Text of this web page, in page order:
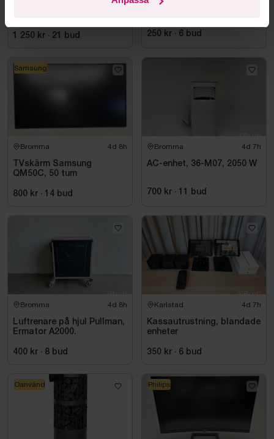
1 250 kr · 21 bud
Styleshoot Produktfoto
250 kr · 6 bud
Bromma 4d 8h
TVskärm Samsung
QM50C, 50 tum
800 kr · 14 bud
Samsung
Bromma 4d 7h
AC-enhet, 36-M07, 2050 W
700 kr · 11 bud
Bromma 4d 8h
Luftrenare på hjul Pullman,
Ermator A2000.
400 kr · 8 bud
Karlstad 4d 7h
Kassautrustning, blandade
enheter
350 kr · 6 bud
Oanvänd Philips